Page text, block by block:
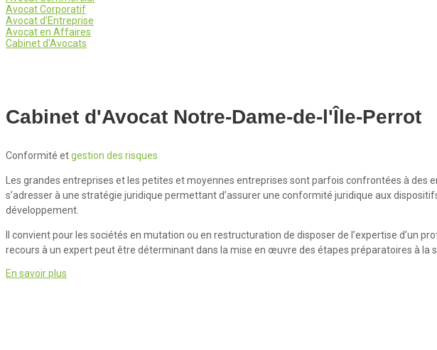
Avocat Corporatif
Avocat d'Entreprise
Avocat en Affaires
Cabinet d'Avocats
Cabinet d'Avocat Notre-Dame-de-l'Île-Perrot
Conformité etgestion des risques
Les grandes entreprises et les petites et moyennes entreprises sont parfois confrontées à
s’adresser à une stratégie juridique permettant d’assurer une conformité juridique aux
développement.
Il convient pour les sociétés en mutation ou en restructuration de disposer de l’expertise d’un
recours à un expert peut être déterminant dans la mise en œuvre des étapes préparatoires à la
En savoir plus